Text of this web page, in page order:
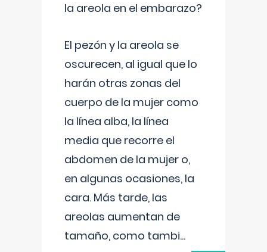
la areola en el embarazo?
El pezón y la areola se
oscurecen, al igual que lo
harán otras zonas del
cuerpo de la mujer como
la línea alba, la línea
media que recorre el
abdomen de la mujer o,
en algunas ocasiones, la
cara. Más tarde, las
areolas aumentan de
tamaño, como tambi...